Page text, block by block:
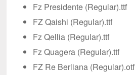
Fz Presidente (Regular).ttf
FZ Qaishi (Regular).ttf
Fz Qellia (Regular).ttf
Fz Quagera (Regular).ttf
FZ Re Berliana (Regular).otf